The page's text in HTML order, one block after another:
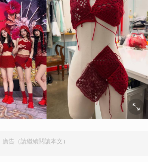
廣告（請繼續閱讀本文）